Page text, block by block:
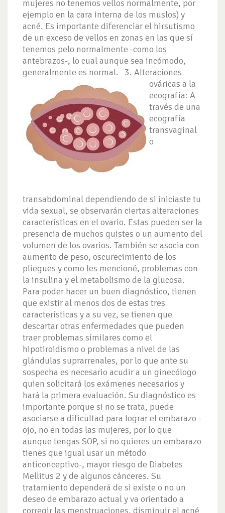
mujeres no tenemos vellos normalmente, por
ejemplo en la cara interna de los muslos) y
acné. Es importante diferenciar el hirsutismo
de un exceso de vellos en zonas en las que sí
tenemos pelo normalmente -como los
antebrazos-, lo cual aunque sea incómodo,
generalmente es normal. 3. Alteraciones
ováricas a la
ecografía: A
través de una
ecografía
transvaginal
o
transabdominal dependiendo de si iniciaste tu
vida sexual, se observarán ciertas alteraciones
características en el ovario. Estas pueden ser la
presencia de muchos quistes o un aumento del
volumen de los ovarios. También se asocia con
aumento de peso, oscurecimiento de los
pliegues y como les mencioné, problemas con
la insulina y el metabolismo de la glucosa.
Para poder hacer un buen diagnóstico, tienen
que existir al menos dos de estas tres
características y a su vez, se tienen que
descartar otras enfermedades que pueden
traer problemas similares como el
hipotiroidismo o problemas a nivel de las
glándulas suprarrenales, por lo que ante su
sospecha es necesario acudir a un ginecólogo
quien solicitará los exámenes necesarios y
hará la primera evaluación. Su diagnóstico es
importante porque si no se trata, puede
asociarse a dificultad para lograr el embarazo -
ojo, no en todas las mujeres, por lo que
aunque tengas SOP, si no quieres un embarazo
tienes que igual usar un método
anticonceptivo-, mayor riesgo de Diabetes
Mellitus 2 y de algunos cánceres. Su
tratamiento dependerá de si existe o no un
deseo de embarazo actual y va orientado a
corregir las menstruaciones, disminuir el acné